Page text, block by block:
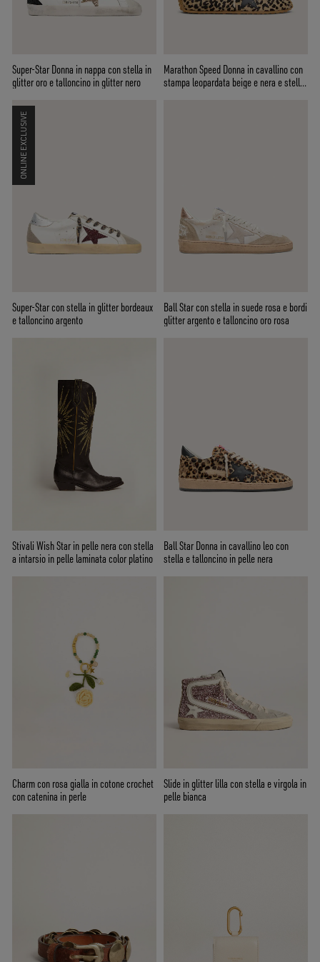
Super-Star Donna in nappa con stella in
glitter oro e talloncino in glitter nero
Marathon Speed Donna in cavallino con
stampa leopardata beige e nera e stella
ONLINE EXCLUSIVE
Super-Star con stella in glitter bordeaux
e talloncino argento
Ball Star con stella in suede rosa e bordi
glitter argento e talloncino oro rosa
Stivali Wish Star in pelle nera con stella
a intarsio in pelle laminata color platino
Ball Star Donna in cavallino leo con
stella e talloncino in pelle nera
Charm con rosa gialla in cotone crochet
con catenina in perle
Slide in glitter lilla con stella e virgola in
pelle bianca